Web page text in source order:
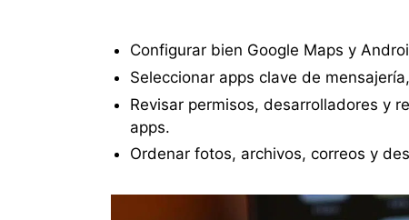
Configurar bien Google Maps y
Seleccionar apps clave de
Revisar permisos, desarrolladores y
apps.
Ordenar fotos, archivos, correos y